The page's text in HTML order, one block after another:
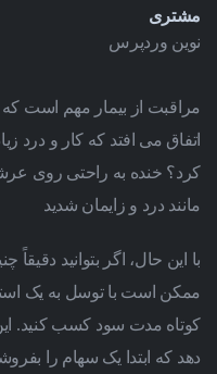
مشتری
نوین وردپرس
مراقبت از بیمار مهم است که
اتفاق می افتد که کار و درد
کرد؟ خنده به راحتی روی
مانند درد و زایمان شدید
با این حال، اگر بتوانید
ممکن است با توسل به یک
کوتاه مدت سود کسب کنید.
دهد که ابتدا یک سهام را